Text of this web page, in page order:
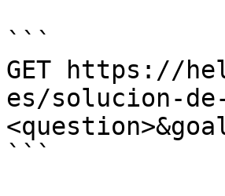
```
GET https://
es/solucion-de-
```